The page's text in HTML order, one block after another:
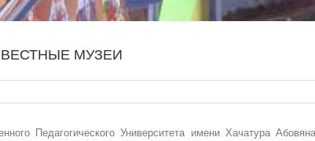
МУЗЕИ
Педагогического Университета имени Хачатура